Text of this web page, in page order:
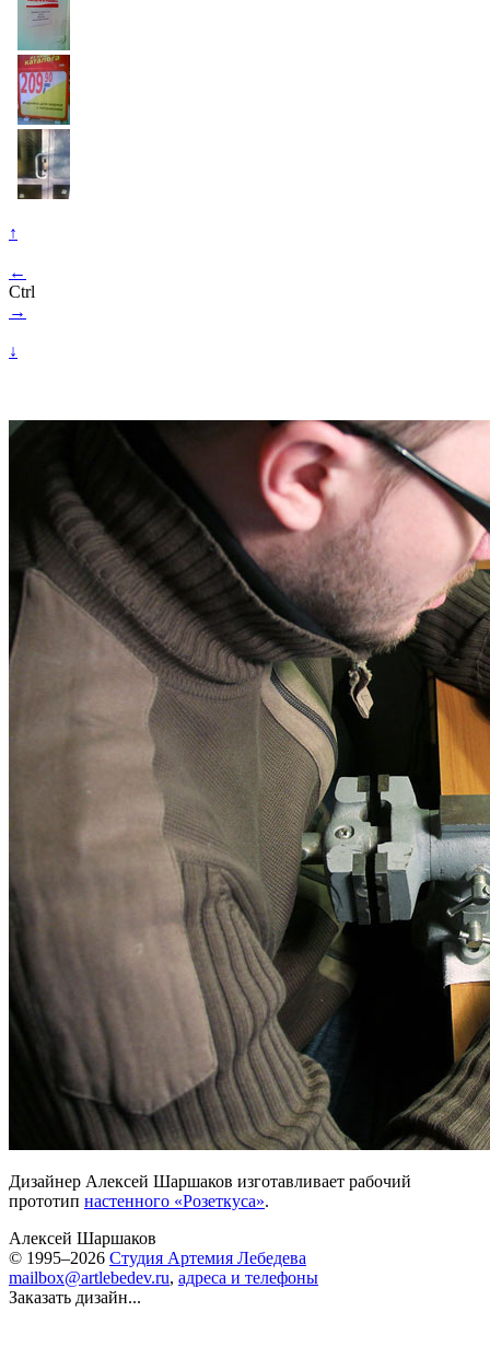
↑
←
Ctrl
→
↓
Дизайнер Алексей Шаршаков изготавливает рабочий
прототип настенного «Розеткуса».
Алексей Шаршаков
© 1995–2026 Студия Артемия Лебедева
mailbox@artlebedev.ru, адреса и телефоны
Заказать дизайн...